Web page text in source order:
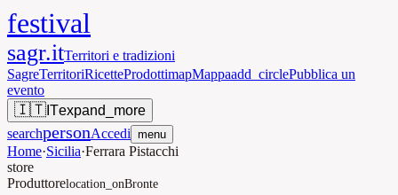
festival
sagr.itTerritori e tradizioni
SagreTerritoriRicetteProdottimapMappaadd_circlePubblica un
evento
🇮🇹 ITexpand_more
searchpersonAccedi menu
Home·Sicilia·Ferrara Pistacchi
store
Produttorelocation_onBronte